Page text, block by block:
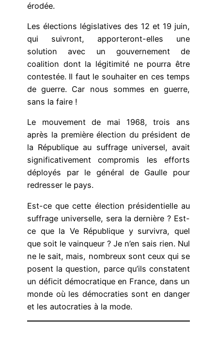
érodée.
Les élections législatives des 12 et 19 juin,
qui suivront, apporteront-elles une
solution avec un gouvernement de
coalition dont la légitimité ne pourra être
contestée. Il faut le souhaiter en ces temps
de guerre. Car nous sommes en guerre,
sans la faire !
Le mouvement de mai 1968, trois ans
après la première élection du président de
la République au suffrage universel, avait
significativement compromis les efforts
déployés par le général de Gaulle pour
redresser le pays.
Est-ce que cette élection présidentielle au
suffrage universelle, sera la dernière ? Est-
ce que la Ve République y survivra, quel
que soit le vainqueur ? Je n’en sais rien. Nul
ne le sait, mais, nombreux sont ceux qui se
posent la question, parce qu’ils constatent
un déficit démocratique en France, dans un
monde où les démocraties sont en danger
et les autocraties à la mode.